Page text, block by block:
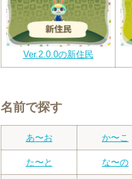
Ver.2.0.0の新住民
名前で探す
あ〜お か〜こ
た〜と な〜の